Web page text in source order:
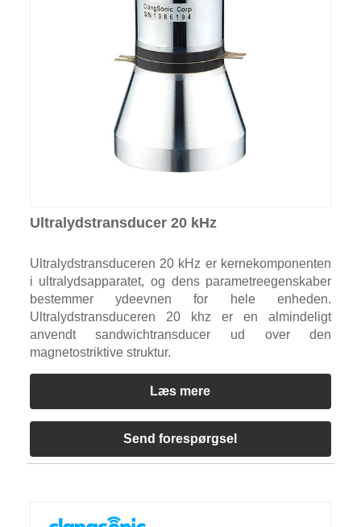
Ultralydstransducer 20 kHz
Ultralydstransduceren 20 kHz er kernekomponenten
i ultralydsapparatet, og dens parametreegenskaber
bestemmer ydeevnen for hele enheden.
Ultralydstransduceren 20 khz er en almindeligt
anvendt sandwichtransducer ud over den
magnetostriktive struktur.
Læs mere
Send forespørgsel